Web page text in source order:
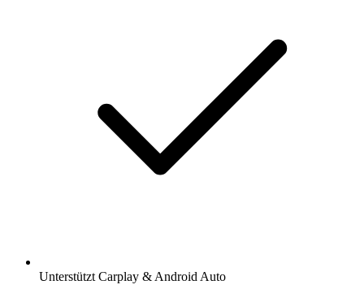
Unterstützt Carplay & Android Auto